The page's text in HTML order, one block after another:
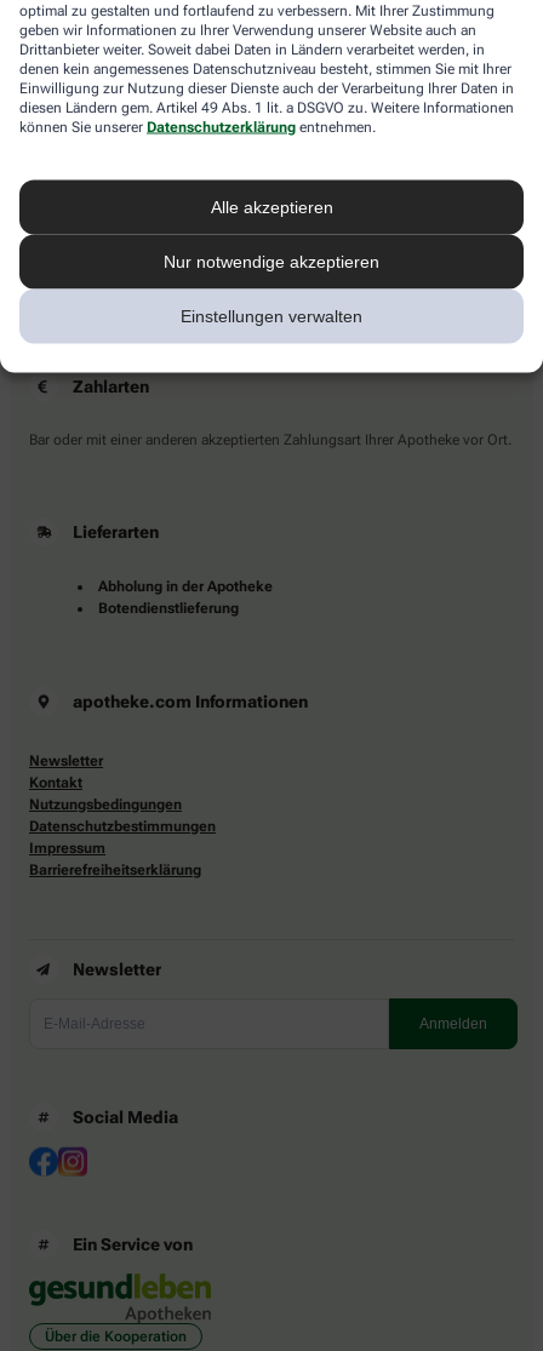
optimal zu gestalten und fortlaufend zu verbessern. Mit Ihrer Zustimmung
geben wir Informationen zu Ihrer Verwendung unserer Website auch an
Drittanbieter weiter. Soweit dabei Daten in Ländern verarbeitet werden, in
denen kein angemessenes Datenschutzniveau besteht, stimmen Sie mit Ihrer
Einwilligung zur Nutzung dieser Dienste auch der Verarbeitung Ihrer Daten in
diesen Ländern gem. Artikel 49 Abs. 1 lit. a DSGVO zu. Weitere Informationen
können Sie unserer Datenschutzerklärung entnehmen.
Alle akzeptieren
Nur notwendige akzeptieren
Einstellungen verwalten
Information der Ahorn-Apotheke
Ahorn-Apotheke
Inhaber: Andreas Josef Hündgen
52152 Simmerath
Kontaktieren Sie uns direkt.
Zahlarten
Bar oder mit einer anderen akzeptierten Zahlungsart Ihrer Apotheke vor Ort.
Lieferarten
Abholung in der Apotheke
Botendienstlieferung
apotheke.com Informationen
Newsletter
Kontakt
Nutzungsbedingungen
Datenschutzbestimmungen
Impressum
Barrierefreiheitserklärung
Newsletter
Social Media
Ein Service von
Über die Kooperation